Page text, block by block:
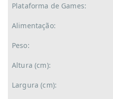
Plataforma de Games:
Alimentação:
Peso:
Altura (cm):
Largura (cm):